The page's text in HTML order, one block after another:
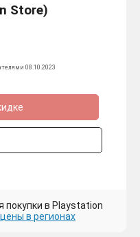
Store)
08.10.2023
покупки в Playstation
в регионах